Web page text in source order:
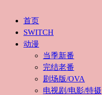
首页
SWITCH
动漫
当季新番
完结老番
剧场版/OVA
电视剧/电影/特摄